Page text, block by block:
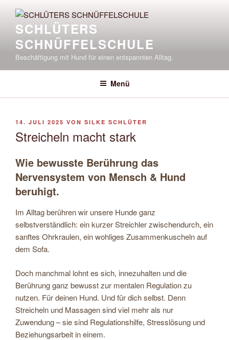
Inhalt
springenSCHLÜTERS
SCHNÜFFELSCHULE
Beschäftigung mit Hund für einen entspannten Alltag.
Menü
VERÖFFENTLICHT
14. JULI 2025 VON SILKE SCHLÜTER
Streicheln macht stark
Wie bewusste Berührung das
Nervensystem von Mensch & Hund
beruhigt.
Im Alltag berühren wir unsere Hunde ganz
selbstverständlich: ein kurzer Streichler zwischendurch, ein
sanftes Ohrkraulen, ein wohliges Zusammenkuscheln auf
dem Sofa.
Doch manchmal lohnt es sich, innezuhalten und die
Berührung ganz bewusst zur mentalen Regulation zu
nutzen. Für deinen Hund. Und für dich selbst. Denn
Streicheln und Massagen sind viel mehr als nur
Zuwendung – sie sind Regulationshilfe, Stresslösung und
Beziehungsarbeit in einem.